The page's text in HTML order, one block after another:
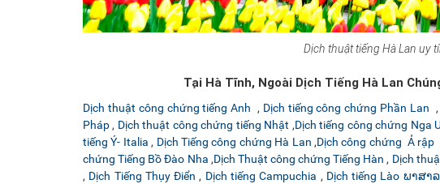
Dịch thuật tiếng Hà Lan uy
Tại Hà Tĩnh, Ngoài Dịch Tiếng Hà Lan
Dịch thuật công chứng tiếng Anh , Dịch tiếng công chứng Phần Lan ,
Pháp, Dịch thuật công chứng tiếng Nhật ,Dịch tiếng công chứng Nga
tiếng Ý- Italia , Dịch Tiếng công chứng Hà Lan ,Dịch công chứng Ả rập
chứng Tiếng Bồ Đào Nha ,Dịch Thuật công chứng Tiếng Hàn , Dịch
, Dịch Tiếng Thụy Điển , Dịch tiếng Campuchia , Dịch tiếng Lào ພາສາ